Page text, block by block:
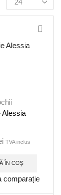
Alessia
TVA inclus
ÎN COȘ
comparație